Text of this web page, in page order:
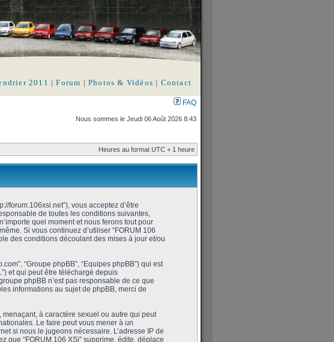
2011 |Forum | Photos & Vidéos | Contact
FAQ
Nous sommes le Jeudi 06 Août 2026 8:43
Heures au format UTC + 1 heure
forum.106xsi.net”), vous acceptez d’être
de toutes les conditions suivantes,
quel moment et nous ferons tout pour
Si vous continuez d’utiliser “FORUM 106
des conditions découlant des mises à jour et/ou
“Groupe phpBB”, “Equipes phpBB”) qui est
et qui peut être téléchargé depuis
phpBB n’est pas responsable de ce que
informations au sujet de phpBB, merci de
à caractère sexuel ou autre qui peut
Le faire peut vous mener à un
si nous le jugeons nécessaire. L’adresse IP de
que “FORUM 106 XSi” supprime, édite, déplace